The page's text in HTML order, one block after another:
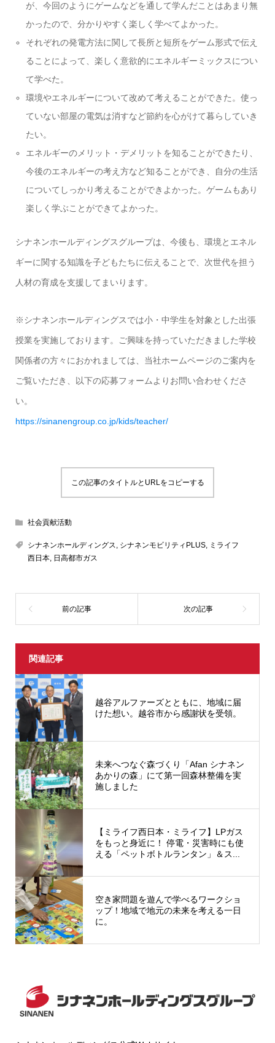
が、今回のようにゲームなどを通して学んだことはあまり無
かったので、分かりやすく楽しく学べてよかった。
それぞれの発電方法に関して長所と短所をゲーム形式で伝え
ることによって、楽しく意欲的にエネルギーミックスについ
て学べた。
環境やエネルギーについて改めて考えることができた。使っ
ていない部屋の電気は消すなど節約を心がけて暮らしていき
たい。
エネルギーのメリット・デメリットを知ることができたり、
今後のエネルギーの考え方など知ることができ、自分の生活
についてしっかり考えることができよかった。ゲームもあり
楽しく学ぶことができてよかった。
シナネンホールディングスグループは、今後も、環境とエネル
ギーに関する知識を子どもたちに伝えることで、次世代を担う
人材の育成を支援してまいります。
※シナネンホールディングスでは小・中学生を対象とした出張
授業を実施しております。ご興味を持っていただきました学校
関係者の方々におかれましては、当社ホームページのご案内を
ご覧いただき、以下の応募フォームよりお問い合わせくださ
い。
https://sinanengroup.co.jp/kids/teacher/
この記事のタイトルとURLをコピーする
社会貢献活動
シナネンホールディングス, シナネンモビリティPLUS, ミライフ
西日本, 日高都市ガス
関連記事
越谷アルファーズとともに、地域に届
けた想い。越谷市から感謝状を受領。
未来へつなぐ森づくり「Afan シナネン
あかりの森」にて第一回森林整備を実
施しました
【ミライフ西日本・ミライフ】LPガス
をもっと身近に！ 停電・災害時にも使
える「ペットボトルランタン」＆ス...
空き家問題を遊んで学べるワークショ
ップ！地域で地元の未来を考える一日
に。